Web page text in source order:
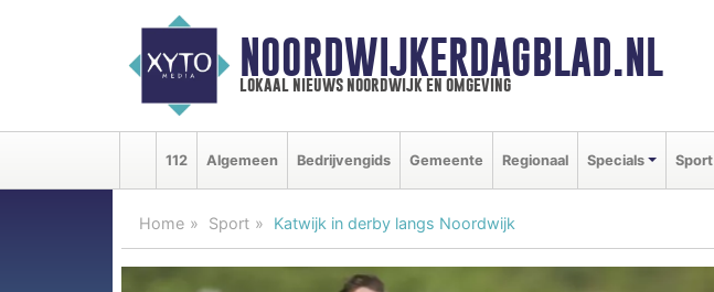
NOORDWIJKERDAGBLAD.NL
lokaal nieuws noordwijk en omgeving
112 Algemeen Bedrijvengids Gemeente Regionaal Specials Sport
Home Sport Katwijk in derby langs Noordwijk